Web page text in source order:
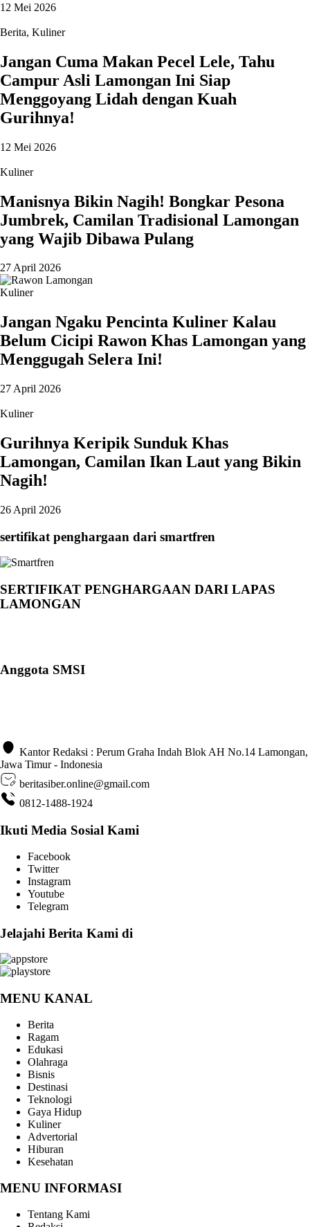
12 Mei 2026
Berita, Kuliner
Jangan Cuma Makan Pecel Lele, Tahu
Campur Asli Lamongan Ini Siap
Menggoyang Lidah dengan Kuah
Gurihnya!
12 Mei 2026
Kuliner
Manisnya Bikin Nagih! Bongkar Pesona
Jumbrek, Camilan Tradisional Lamongan
yang Wajib Dibawa Pulang
27 April 2026
Kuliner
Jangan Ngaku Pencinta Kuliner Kalau
Belum Cicipi Rawon Khas Lamongan yang
Menggugah Selera Ini!
27 April 2026
Kuliner
Gurihnya Keripik Sunduk Khas
Lamongan, Camilan Ikan Laut yang Bikin
Nagih!
26 April 2026
sertifikat penghargaan dari smartfren
SERTIFIKAT PENGHARGAAN DARI LAPAS
LAMONGAN
Anggota SMSI
Kantor Redaksi : Perum Graha Indah Blok AH No.14 Lamongan,
Jawa Timur - Indonesia
beritasiber.online@gmail.com
0812-1488-1924
Ikuti Media Sosial Kami
Facebook
Twitter
Instagram
Youtube
Telegram
Jelajahi Berita Kami di
MENU KANAL
Berita
Ragam
Edukasi
Olahraga
Bisnis
Destinasi
Teknologi
Gaya Hidup
Kuliner
Advertorial
Hiburan
Kesehatan
MENU INFORMASI
Tentang Kami